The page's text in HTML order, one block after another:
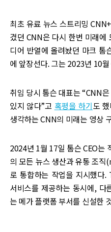
최초 유료 뉴스 스트리밍
겼던 CNN은 다시 한번 미래에
디어 반열에 올려놨던 마크
에 앞장선다. 그는 2023년 10
취임 당시 톰슨 대표는 “CNN
있지 않다”고 혹평을 하기도
생각하는 CNN의 미래는 영상
2024년 1월 17일 톰슨 CEO는
의 모든 뉴스 생산과 유통 조
로 통합하는 작업을 지시했다.
서비스를 제공하는 동시에, 다
는 메가 플랫폼 부서를 신설한